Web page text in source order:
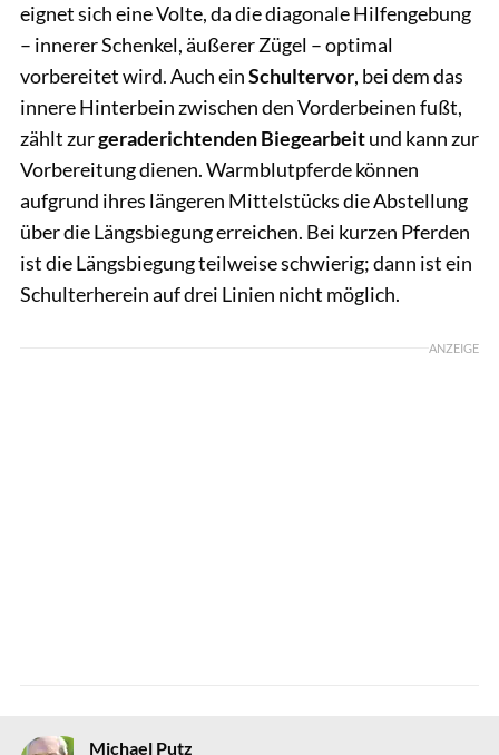
eignet sich eine Volte, da die diagonale Hilfengebung
– innerer Schenkel, äußerer Zügel – optimal
vorbereitet wird. Auch einSchultervor, bei dem das
innere Hinterbein zwischen den Vorderbeinen fußt,
zählt zurgeraderichtenden Biegearbeitund kann zur
Vorbereitung dienen. Warmblutpferde können
aufgrund ihres längeren Mittelstücks die Abstellung
über die Längsbiegung erreichen. Bei kurzen Pferden
ist die Längsbiegung teilweise schwierig; dann ist ein
Schulterherein auf drei Linien nicht möglich.
ANZEIGE
Michael Putz